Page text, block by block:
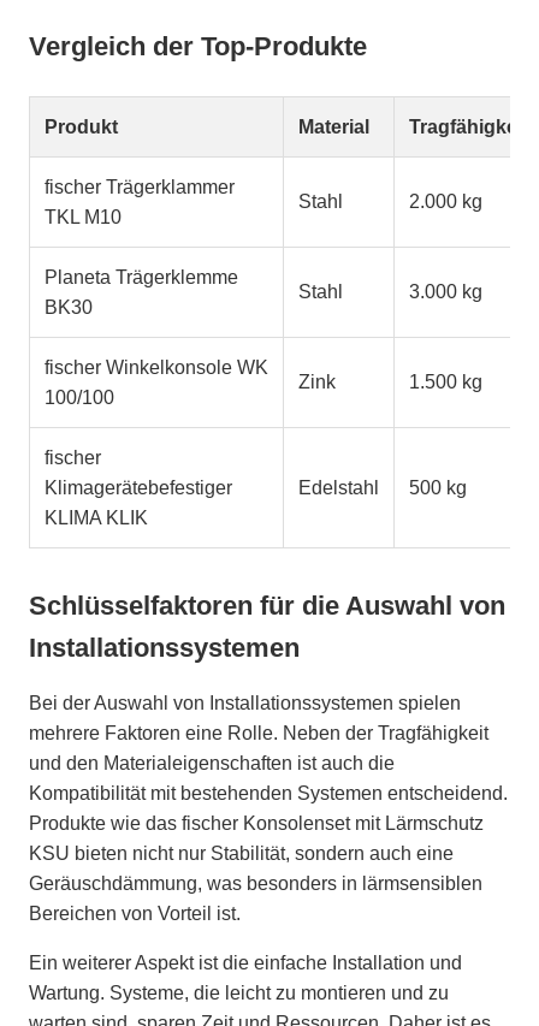
Vergleich der Top-Produkte
Produkt Material Tragfähigkeit
fischer Trägerklammer
TKL M10
Stahl 2.000 kg
Planeta Trägerklemme
BK30
Stahl 3.000 kg
fischer Winkelkonsole WK
100/100
Zink 1.500 kg
fischer
Klimagerätebefestiger
KLIMA KLIK
Edelstahl 500 kg
Schlüsselfaktoren für die Auswahl von
Installationssystemen
Bei der Auswahl von Installationssystemen spielen
mehrere Faktoren eine Rolle. Neben der Tragfähigkeit
und den Materialeigenschaften ist auch die
Kompatibilität mit bestehenden Systemen entscheidend.
Produkte wie das fischer Konsolenset mit Lärmschutz
KSU bieten nicht nur Stabilität, sondern auch eine
Geräuschdämmung, was besonders in lärmsensiblen
Bereichen von Vorteil ist.
Ein weiterer Aspekt ist die einfache Installation und
Wartung. Systeme, die leicht zu montieren und zu